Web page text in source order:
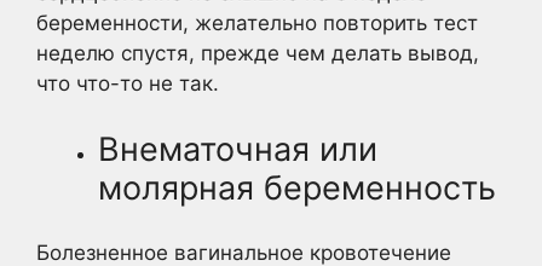
беременности, желательно повторить тест
неделю спустя, прежде чем делать вывод,
что что-то не так.
Внематочная или
молярная беременность
Болезненное вагинальное кровотечение